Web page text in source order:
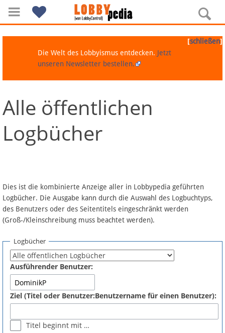
Navigation
Über Lobbypedia
Artikel nach Kategorien
FAQ
Fördermitglied werden
Fehler melden
[schließen]
Die Welt des Lobbyismus entdecken. Jetzt
unseren Newsletter bestellen.
Alle öffentlichen
Logbücher
Dies ist die kombinierte Anzeige aller in Lobbypedia geführten
Logbücher. Die Ausgabe kann durch die Auswahl des Logbuchtyps,
des Benutzers oder des Seitentitels eingeschränkt werden
(Groß-/Kleinschreibung muss beachtet werden).
Logbücher
Ausführender Benutzer:
Ziel (Titel oder Benutzer:Benutzername für einen Benutzer):
Titel beginnt mit …